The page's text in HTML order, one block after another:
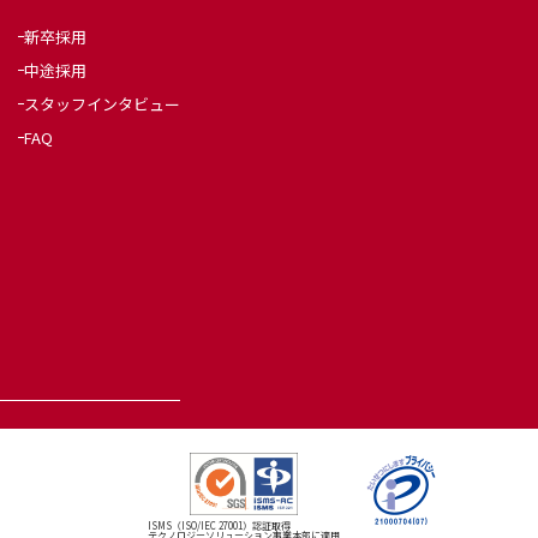
新卒採用
中途採用
スタッフインタビュー
FAQ
ISMS（ISO/IEC 27001）認証取得
テクノロジーソリューション事業本部に適用